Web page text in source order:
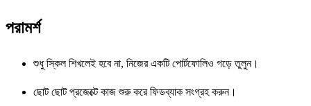
পরামর্শ
শুধু স্কিল শিখলেই হবে না, নিজের একটি পোর্টফোলিও গড়ে তুলুন।
ছোট ছোট প্রজেক্টে কাজ শুরু করে ফিডব্যাক সংগ্রহ করুন।